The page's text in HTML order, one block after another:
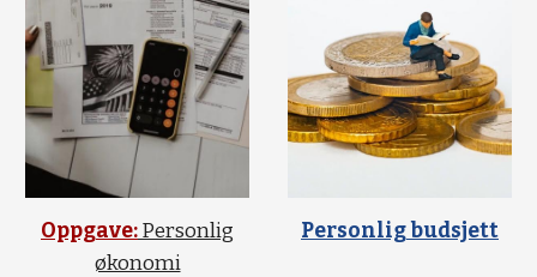
Oppgave:Personlig
økonomi
Personlig budsjett